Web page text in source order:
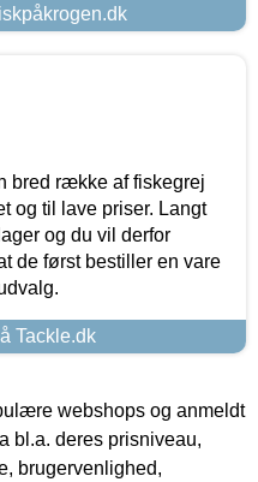
bred række af fiskegrej
og til lave priser. Langt
og du vil derfor
de først bestiller en vare
Tackle.dk
webshops og anmeldt
bl.a. deres prisniveau,
brugervenlighed,